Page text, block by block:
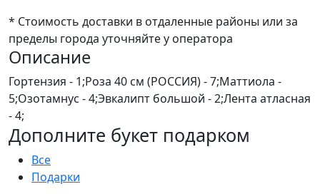
* Стоимость доставки в отдаленные районы или за
пределы города уточняйте у оператора
Описание
Гортензия - 1;Роза 40 см (РОССИЯ) - 7;Маттиола -
5;Озотамнус - 4;Эвкалипт большой - 2;Лента атласная
- 4;
Дополните букет подарком
Все
Подарки